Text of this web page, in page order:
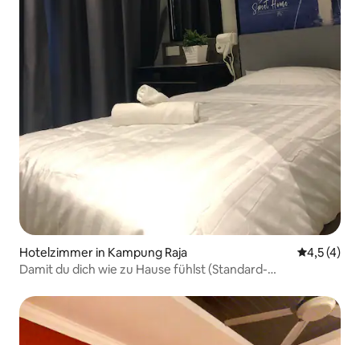
Hotelzimmer in Kampung Raja
4,5 (4)
Damit du dich wie zu Hause fühlst (Standard-